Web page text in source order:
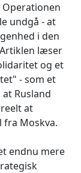
undgå - at
i den
læser
og et
- som et
Rusland
at
fra Moskva.
endnu mere